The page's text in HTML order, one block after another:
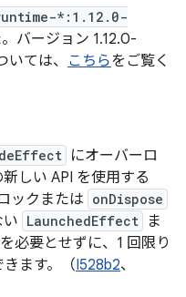
*:1.12.0-
バージョン 1.12.0-
ては、 こちらをご覧く
にオーバーロ
しい API を使用する
ックまたは onDispose
LaunchedEffect
ま
を必要とせずに、1 回限り
ます。（I528b2、